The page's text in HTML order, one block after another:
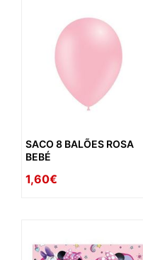
SACO 8 BALÕES ROSA
BEBÉ
1,60€